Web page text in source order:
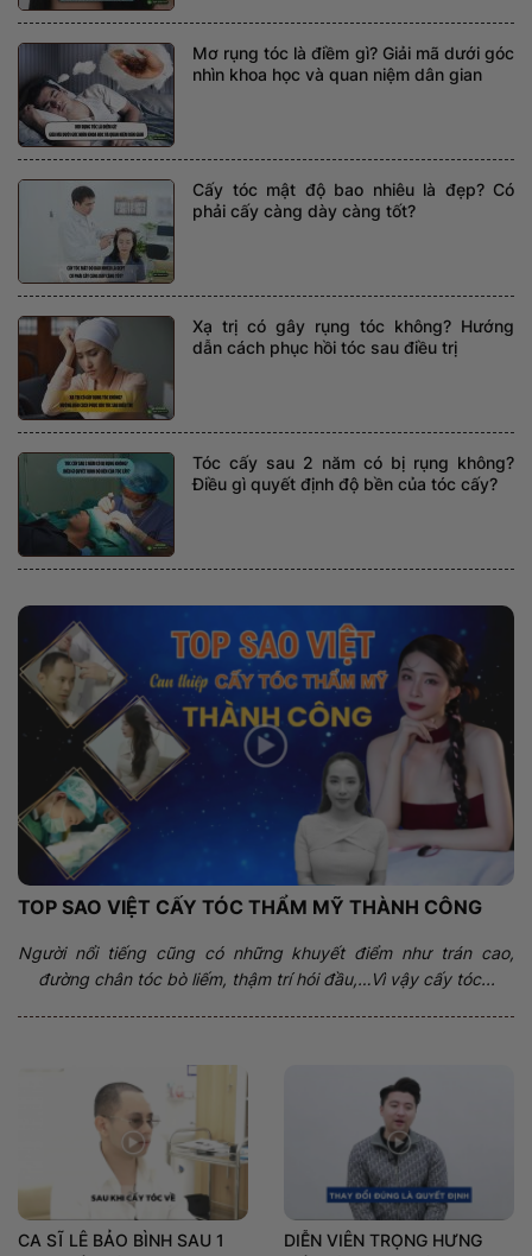
Mơ rụng tóc là điềm gì? Giải mã dưới góc
nhìn khoa học và quan niệm dân gian
Cấy tóc mật độ bao nhiêu là đẹp? Có
phải cấy càng dày càng tốt?
Xạ trị có gây rụng tóc không? Hướng
dẫn cách phục hồi tóc sau điều trị
Tóc cấy sau 2 năm có bị rụng không?
Điều gì quyết định độ bền của tóc cấy?
TOP SAO VIỆT CẤY TÓC THẨM MỸ THÀNH CÔNG
Người nổi tiếng cũng có những khuyết điểm như trán cao,
đường chân tóc bò liếm, thậm trí hói đầu,…Vì vậy cấy tóc...
CA SĨ LÊ BẢO BÌNH SAU 1
DIỄN VIÊN TRỌNG HƯNG